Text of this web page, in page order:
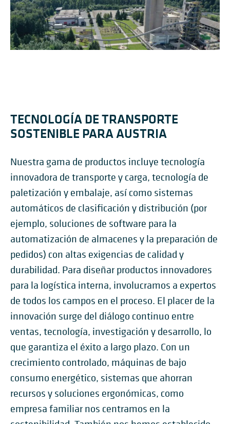
TECNOLOGÍA DE TRANSPORTE
SOSTENIBLE PARA AUSTRIA
Nuestra gama de productos incluye tecnología
innovadora de transporte y carga, tecnología de
paletización y embalaje, así como sistemas
automáticos de clasificación y distribución (por
ejemplo, soluciones de software para la
automatización de almacenes y la preparación de
pedidos) con altas exigencias de calidad y
durabilidad. Para diseñar productos innovadores
para la logística interna, involucramos a expertos
de todos los campos en el proceso. El placer de la
innovación surge del diálogo continuo entre
ventas, tecnología, investigación y desarrollo, lo
que garantiza el éxito a largo plazo. Con un
crecimiento controlado, máquinas de bajo
consumo energético, sistemas que ahorran
recursos y soluciones ergonómicas, como
empresa familiar nos centramos en la